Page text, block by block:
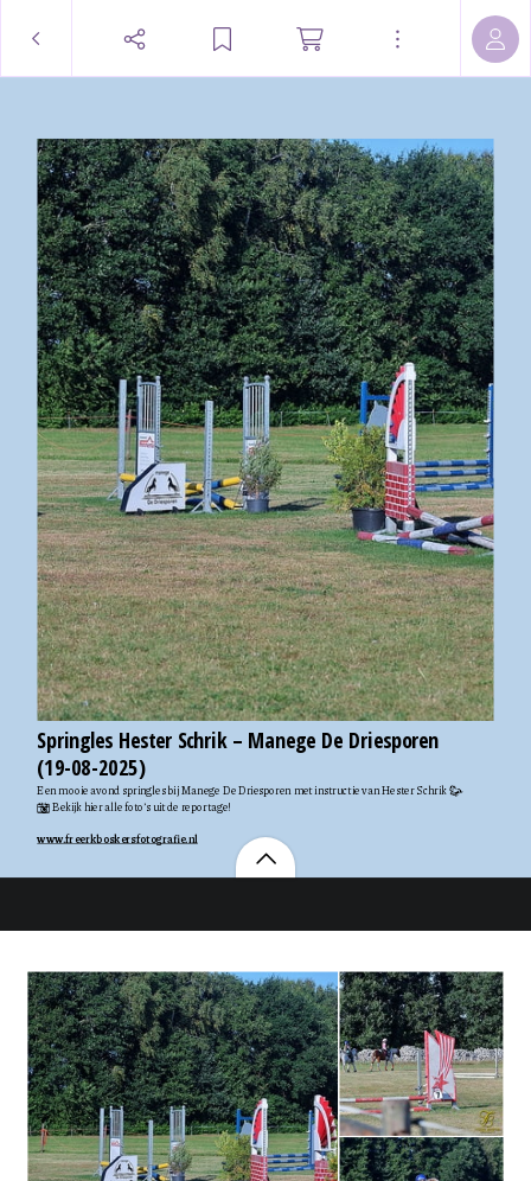
Springles Hester Schrik – Manege De Driesporen
(19-08-2025)
Een mooie avond springles bij Manege De Driesporen met instructie van Hester Schrik 🐎
📸 Bekijk hier alle foto’s uit de reportage!
www.freerkboskersfotografie.nl